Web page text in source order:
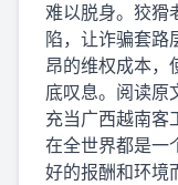
难以脱身。狡猾
陷，让诈骗套路
昂的维权成本，
底叹息。阅读原
充当广西越南客
在全世界都是一
好的报酬和环境